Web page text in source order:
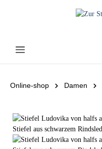
Online-shop Damen